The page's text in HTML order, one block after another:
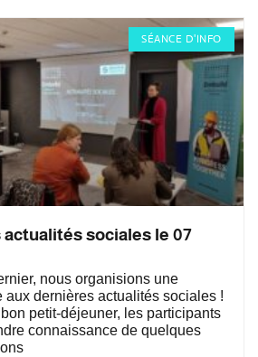
SÉANCE D'INFO
actualités sociales le 07
nous organisions une
aux dernières actualités sociales !
petit-déjeuner, les participants
connaissance de quelques